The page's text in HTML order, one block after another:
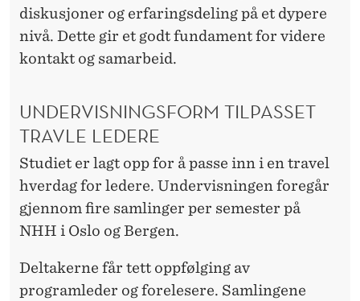
diskusjoner og erfaringsdeling på et dypere
nivå. Dette gir et godt fundament for videre
kontakt og samarbeid.
UNDERVISNINGSFORM TILPASSET
TRAVLE LEDERE
Studiet er lagt opp for å passe inn i en travel
hverdag for ledere. Undervisningen foregår
gjennom fire samlinger per semester på
NHH i Oslo og Bergen.
Deltakerne får tett oppfølging av
programleder og forelesere. Samlingene